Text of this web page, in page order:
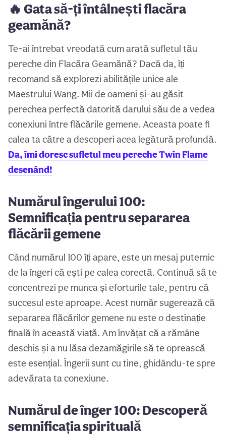
🔥 Gata să-ți întâlnești flacăra
geamănă?
Te-ai întrebat vreodată cum arată sufletul tău
pereche din Flacăra Geamănă? Dacă da, îți
recomand să explorezi abilitățile unice ale
Maestrului Wang. Mii de oameni și-au găsit
perechea perfectă datorită darului său de a vedea
conexiuni între flăcările gemene. Aceasta poate fi
calea ta către a descoperi acea legătură profundă.
Da, îmi doresc sufletul meu pereche Twin Flame
desenând!
Numărul îngerului 100:
Semnificația pentru separarea
flăcării gemene
Când numărul 100 îți apare, este un mesaj puternic
de la îngeri că ești pe calea corectă. Continuă să te
concentrezi pe munca și eforturile tale, pentru că
succesul este aproape. Acest număr sugerează că
separarea flăcărilor gemene nu este o destinație
finală în această viață. Am învățat că a rămâne
deschis și a nu lăsa dezamăgirile să te oprească
este esențial. Îngerii sunt cu tine, ghidându-te spre
adevărata ta conexiune.
Numărul de înger 100: Descoperă
semnificația spirituală